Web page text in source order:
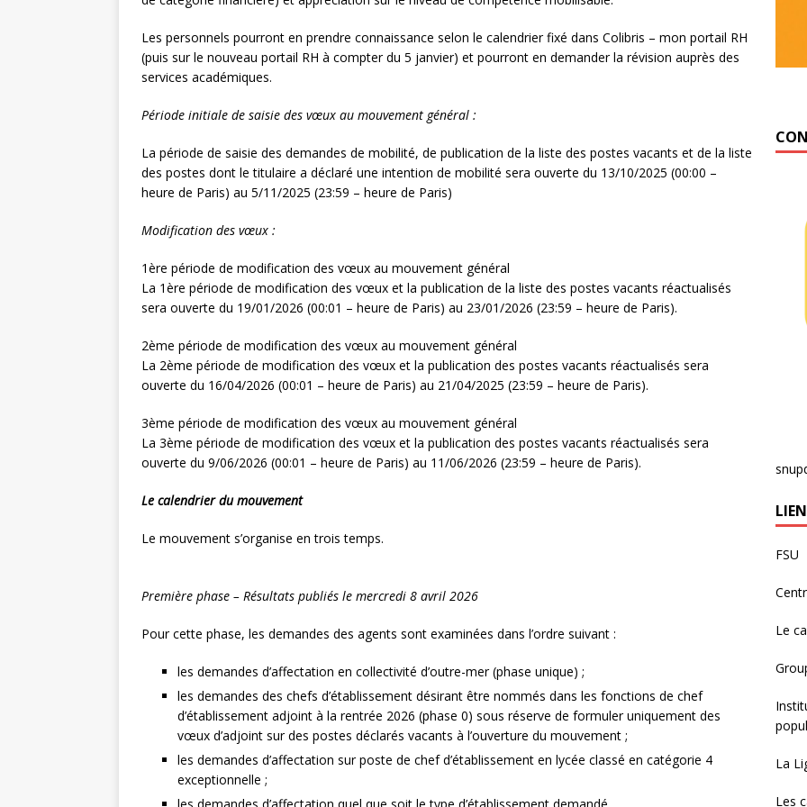
Les personnels pourront en prendre connaissance selon le calendrier fixé dans Colibris – mon portail RH
(puis sur le nouveau portail RH à compter du 5 janvier) et pourront en demander la révision auprès des
services académiques.
Période initiale de saisie des vœux au mouvement général :
La période de saisie des demandes de mobilité, de publication de la liste des postes vacants et de la liste
des postes dont le titulaire a déclaré une intention de mobilité sera ouverte du 13/10/2025 (00:00 –
heure de Paris) au 5/11/2025 (23:59 – heure de Paris)
Modification des vœux :
1ère période de modification des vœux au mouvement général
La 1ère période de modification des vœux et la publication de la liste des postes vacants réactualisés
sera ouverte du 19/01/2026 (00:01 – heure de Paris) au 23/01/2026 (23:59 – heure de Paris).
2ème période de modification des vœux au mouvement général
La 2ème période de modification des vœux et la publication des postes vacants réactualisés sera
ouverte du 16/04/2026 (00:01 – heure de Paris) au 21/04/2025 (23:59 – heure de Paris).
3ème période de modification des vœux au mouvement général
La 3ème période de modification des vœux et la publication des postes vacants réactualisés sera
ouverte du 9/06/2026 (00:01 – heure de Paris) au 11/06/2026 (23:59 – heure de Paris).
Le calendrier du mouvement
Le mouvement s’organise en trois temps.
Première phase – Résultats publiés le mercredi 8 avril 2026
Pour cette phase, les demandes des agents sont examinées dans l’ordre suivant :
les demandes d’affectation en collectivité d’outre-mer (phase unique) ;
les demandes des chefs d’établissement désirant être nommés dans les fonctions de chef
d’établissement adjoint à la rentrée 2026 (phase 0) sous réserve de formuler uniquement des
vœux d’adjoint sur des postes déclarés vacants à l’ouverture du mouvement ;
les demandes d’affectation sur poste de chef d’établissement en lycée classé en catégorie 4
exceptionnelle ;
FSU
Le
La
Les